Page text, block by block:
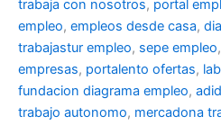
trabaja con nosotros, portal
empleo, empleos desde casa,
trabajastur empleo, sepe empleo,
empresas, portalento ofertas,
fundacion diagrama empleo,
trabajo autonomo, mercadona